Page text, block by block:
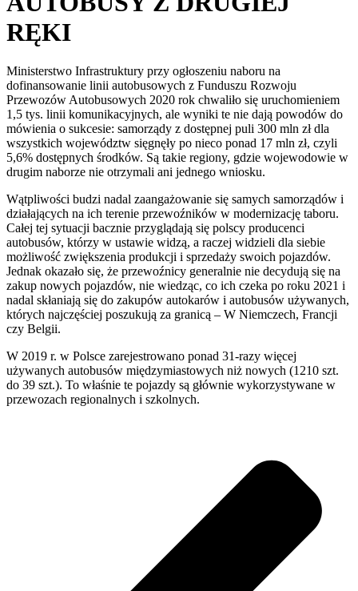
RĘKI
Ministerstwo Infrastruktury przy ogłoszeniu naboru na
dofinansowanie linii autobusowych z Funduszu Rozwoju
Przewozów Autobusowych 2020 rok chwaliło się uruchomieniem
1,5 tys. linii komunikacyjnych, ale wyniki te nie dają powodów do
mówienia o sukcesie: samorządy z dostępnej puli 300 mln zł dla
wszystkich województw sięgnęły po nieco ponad 17 mln zł, czyli
5,6% dostępnych środków. Są takie regiony, gdzie wojewodowie w
drugim naborze nie otrzymali ani jednego wniosku.
Wątpliwości budzi nadal zaangażowanie się samych samorządów i
działających na ich terenie przewoźników w modernizację taboru.
Całej tej sytuacji bacznie przyglądają się polscy producenci
autobusów, którzy w ustawie widzą, a raczej widzieli dla siebie
możliwość zwiększenia produkcji i sprzedaży swoich pojazdów.
Jednak okazało się, że przewoźnicy generalnie nie decydują się na
zakup nowych pojazdów, nie wiedząc, co ich czeka po roku 2021 i
nadal skłaniają się do zakupów autokarów i autobusów używanych,
których najczęściej poszukują za granicą – W Niemczech, Francji
czy Belgii.
W 2019 r. w Polsce zarejestrowano ponad 31-razy więcej
używanych autobusów międzymiastowych niż nowych (1210 szt.
do 39 szt.). To właśnie te pojazdy są głównie wykorzystywane w
przewozach regionalnych i szkolnych.